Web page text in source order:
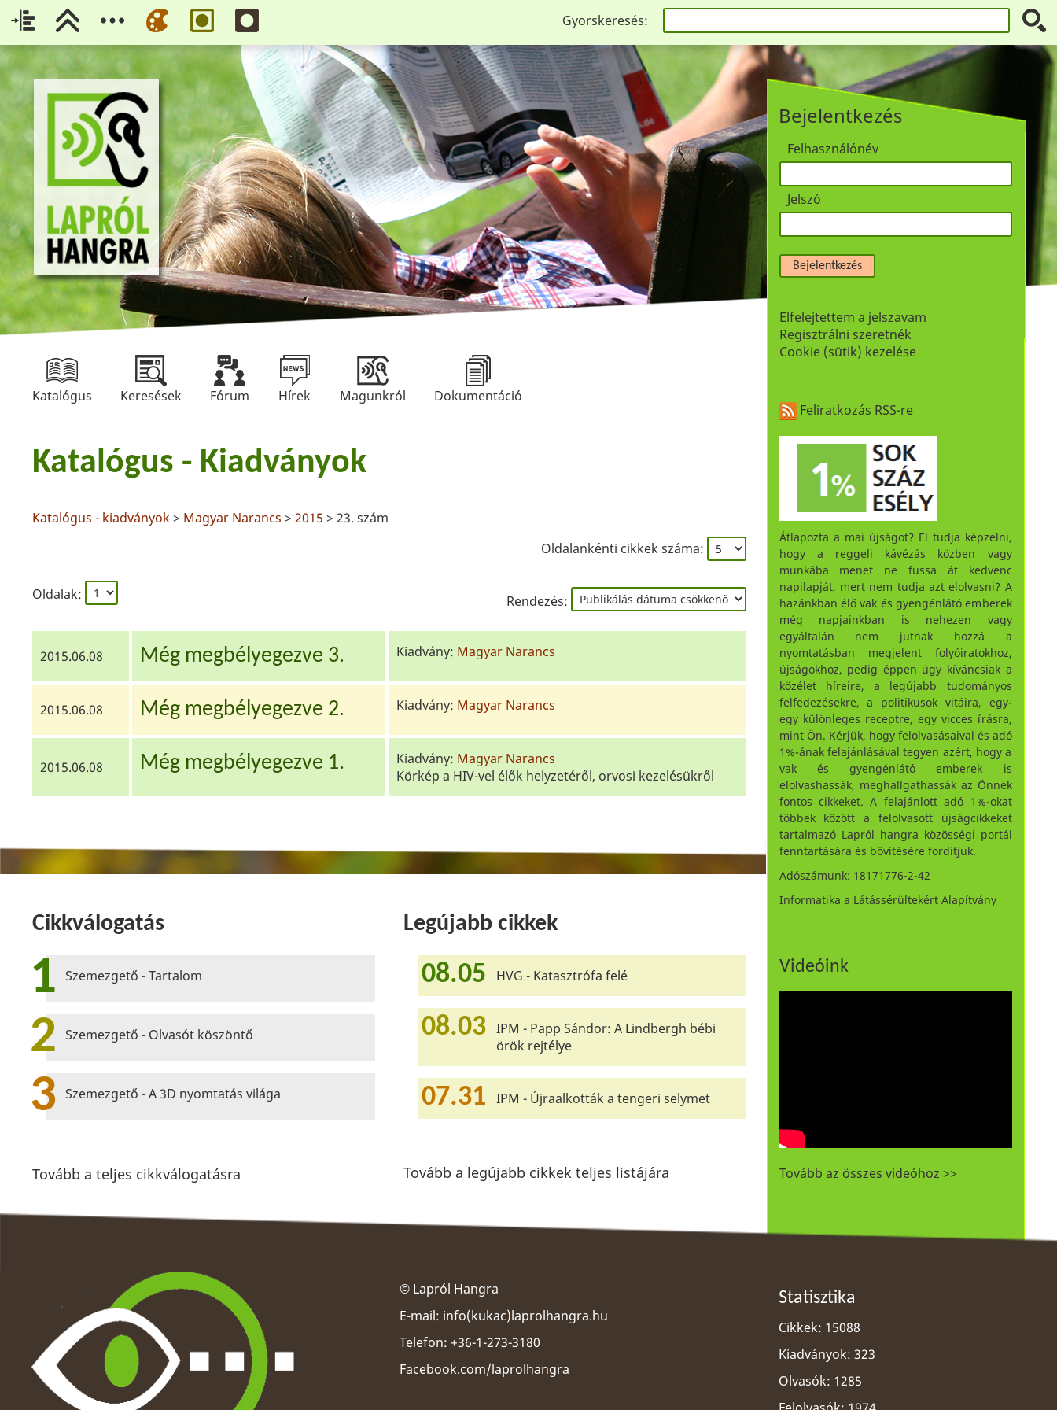
Gyorskeresés:
Bejelentkezés
Felhasználónév
Jelszó
Bejelentkezés
Elfelejtettem a jelszavam
Regisztrálni szeretnék
Cookie (sütik) kezelése
Katalógus Keresések Fórum Hírek Magunkról Dokumentáció
Katalógus - Kiadványok
Katalógus - kiadványok> Magyar Narancs > 2015 > 23. szám
Oldalankénti cikkek száma:
Oldalak: Rendezés:
2015.06.08 Még megbélyegezve 3. Kiadvány: Magyar Narancs
2015.06.08 Még megbélyegezve 2. Kiadvány: Magyar Narancs
2015.06.08 Még megbélyegezve 1. Kiadvány: Magyar Narancs
Körkép a HIV-vel élők helyzetéről, orvosi kezelésükről
Cikkválogatás
1 Szemezgető - Tartalom
2 Szemezgető - Olvasót köszöntő
3 Szemezgető - A 3D nyomtatás világa
Tovább a teljes cikkválogatásra
Legújabb cikkek
08.05 HVG - Katasztrófa felé
08.03
IPM - Papp Sándor: A Lindbergh bébi
örök rejtélye
07.31 IPM - Újraalkották a tengeri selymet
Tovább a legújabb cikkek teljes listájára
Feliratkozás RSS-re
Átlapozta a mai újságot? El tudja képzelni,
hogy a reggeli kávézás közben vagy
munkába menet ne fussa át kedvenc
napilapját, mert nem tudja azt elolvasni? A
hazánkban élő vak és gyengénlátó emberek
még napjainkban is nehezen vagy
egyáltalán nem jutnak hozzá a
nyomtatásban megjelent folyóiratokhoz,
újságokhoz, pedig éppen úgy kíváncsiak a
közélet híreire, a legújabb tudományos
felfedezésekre, a politikusok vitáira, egy-
egy különleges receptre, egy vicces írásra,
mint Ön. Kérjük, hogy felolvasásaival és adó
1%-ának felajánlásával tegyen azért, hogy a
vak és gyengénlátó emberek is
elolvashassák, meghallgathassák az Önnek
fontos cikkeket. A felajánlott adó 1%-okat
többek között a felolvasott újságcikkeket
tartalmazó Lapról hangra közösségi portál
fenntartására és bővítésére fordítjuk.
Adószámunk: 18171776-2-42
Informatika a Látássérültekért Alapítvány
Videóink
Tovább az összes videóhoz >>
© Lapról Hangra
E-mail: info(kukac)laprolhangra.hu
Telefon: +36-1-273-3180
Facebook.com/laprolhangra
Statisztika
Cikkek: 15088
Kiadványok: 323
Olvasók: 1285